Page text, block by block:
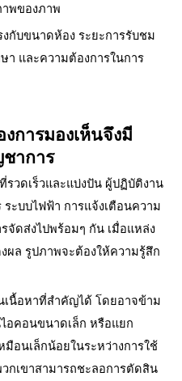
พของภาพ
กับขนาดห้อง ระยะการรับชม
า และความต้องการในการ
การมองเห็นจึงมี
าการ
วดเร็วและแบ่งปัน ผู้ปฏิบัติงาน
ะบบไฟฟ้า การแจ้งเตือนความ
ดส่งไปพร้อมๆ กัน เมื่อแหล่ง
ผล รูปภาพจะต้องให้ความรู้สึก
เนื้อหาที่สำคัญได้ โดยอาจข้าม
คอนขนาดเล็ก หรือแยก
อนเล็กน้อยในระหว่างการใช้
กเขาสามารถชะลอการตัดสิน